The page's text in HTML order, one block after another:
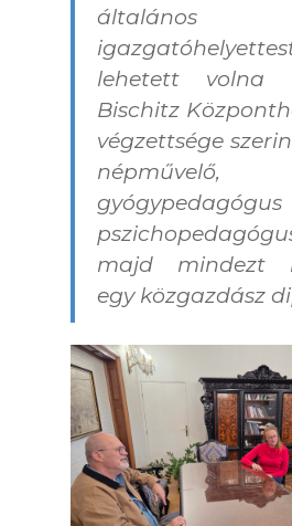
általános
lehetett volna
Bischitz
végzettsége
népművelő,
majd mindezt
egy közgazdász